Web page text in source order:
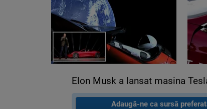
Elon Musk a lansat masina
Adaugă-ne ca sursă